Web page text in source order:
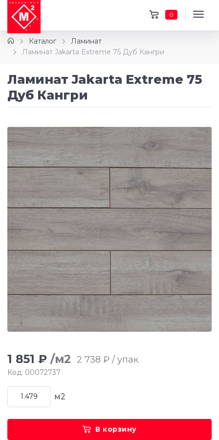
0
Каталог
Ламинат
Ламинат Jakarta Extreme 75 Дуб Кангри
Ламинат Jakarta Extreme 75
Дуб Кангри
1 851 ₽ /м2 2 738 ₽ / упак
Код: 00072737
м2
В корзину